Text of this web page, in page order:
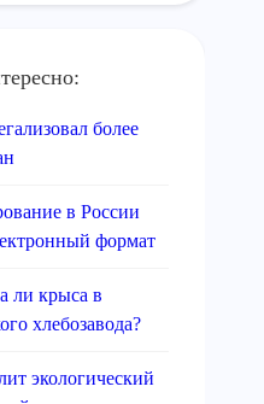
более
в России
формат
ли крыса в
хлебозавода?
экологический